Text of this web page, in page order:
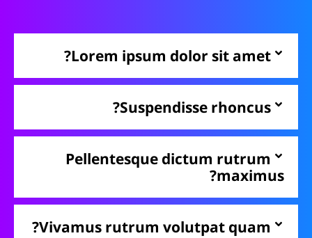
Lorem ipsum dolor sit amet?
Suspendisse rhoncus?
Pellentesque dictum rutrum
maximus?
Vivamus rutrum volutpat quam?